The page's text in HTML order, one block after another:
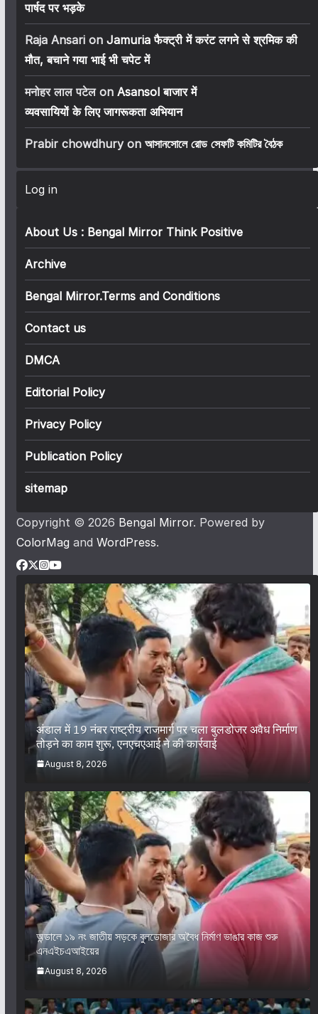
पार्षद पर भड़के
Raja Ansarion Jamuria फैक्ट्री में करंट लगने से श्रमिक की
मौत, बचाने गया भाई भी चपेट में
मनोहर लाल पटेलon Asansol बाजार में
व्यवसायियों के लिए जागरूकता अभियान
Prabir chowdhuryon আসানসোলে রোড সেফটি কমিটির বৈঠক
Log in
About Us : Bengal Mirror Think Positive
Archive
Bengal Mirror.Terms and Conditions
Contact us
DMCA
Editorial Policy
Privacy Policy
Publication Policy
sitemap
Copyright © 2026 Bengal Mirror. Powered by
ColorMag and WordPress.
अंडाल में 19 नंबर राष्ट्रीय राजमार्ग पर चला बुलडोजर अवैध निर्माण
तोड़ने का काम शुरू, एनएचएआई ने की कार्रवाई
August 8, 2026
অন্ডালে ১৯ নং জাতীয় সড়কে বুলডোজার অবৈধ নির্মাণ ভাঙার কাজ শুরু
এনএইচএআইয়ের
August 8, 2026